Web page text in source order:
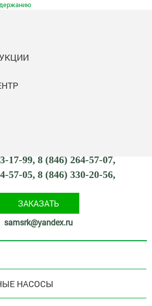
2 (посёлок Кряж)
17-99 8 (846) 264-57-07
57-05 8 (846) 330-20-56
ЗАКАЗАТЬ
samsrk@yandex.ru
НАСОСЫ